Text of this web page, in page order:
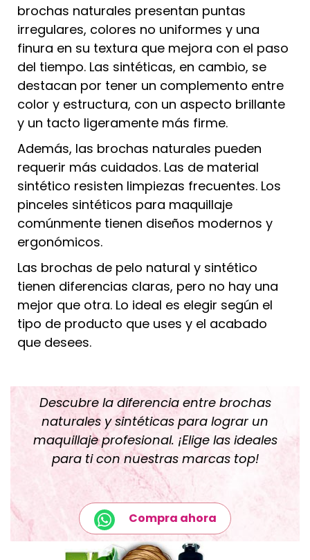
brochas naturales presentan puntas
irregulares, colores no uniformes y una
finura en su textura que mejora con el paso
del tiempo. Las sintéticas, en cambio, se
destacan por tener un complemento entre
color y estructura, con un aspecto brillante
y un tacto ligeramente más firme.
Además, las brochas naturales pueden
requerir más cuidados. Las de material
sintético resisten limpiezas frecuentes. Los
pinceles sintéticos para maquillaje
comúnmente tienen diseños modernos y
ergonómicos.
Las brochas de pelo natural y sintético
tienen diferencias claras, pero no hay una
mejor que otra. Lo ideal es elegir según el
tipo de producto que uses y el acabado
que desees.
Descubre la diferencia entre brochas
naturales y sintéticas para lograr un
maquillaje profesional. ¡Elige las ideales
para ti con nuestras marcas top!
Compra ahora